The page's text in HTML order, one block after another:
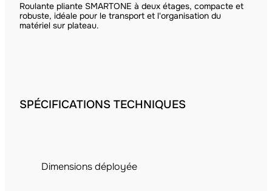
Roulante pliante SMARTONE à deux étages, compacte et
robuste, idéale pour le transport et l'organisation du
matériel sur plateau.
SPÉCIFICATIONS TECHNIQUES
Dimensions déployée